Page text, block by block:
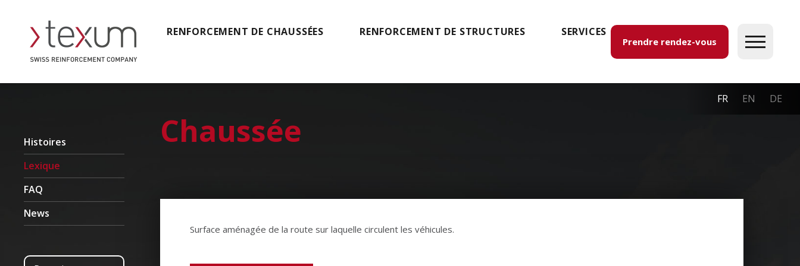
Prendre rendez-vous
FR EN DE
RENFORCEMENT DE CHAUSSÉES RENFORCEMENT DE STRUCTURES SERVICES
Histoires
Lexique
FAQ
News
Chaussée
Surface aménagée de la route sur laquelle circulent les véhicules.